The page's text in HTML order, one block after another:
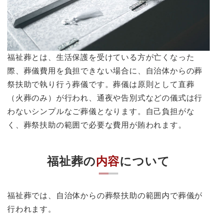
福祉葬とは、生活保護を受けている方が亡くなった
際、葬儀費用を負担できない場合に、自治体からの葬
祭扶助で執り行う葬儀です。葬儀は原則として直葬
（火葬のみ）が行われ、通夜や告別式などの儀式は行
わないシンプルなご葬儀となります。自己負担がな
く、葬祭扶助の範囲で必要な費用が賄われます。
福祉葬の内容について
福祉葬では、自治体からの葬祭扶助の範囲内で葬儀が
行われます。